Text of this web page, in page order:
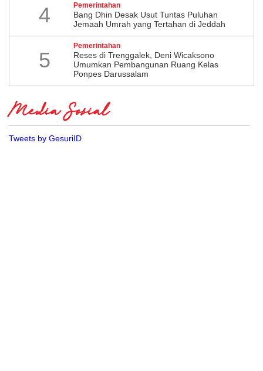
4 Pemerintahan
Bang Dhin Desak Usut Tuntas Puluhan
Jemaah Umrah yang Tertahan di Jeddah
5
Pemerintahan
​Reses di Trenggalek, Deni Wicaksono
Umumkan Pembangunan Ruang Kelas
Ponpes Darussalam
Media Sosial
Tweets by GesuriID